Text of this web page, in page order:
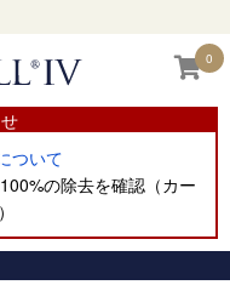
0
ついて
の除去を確認（カー